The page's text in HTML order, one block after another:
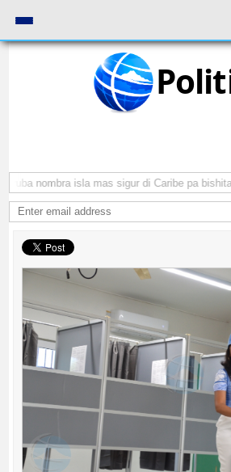
nombra isla mas sigur di Caribe pa bishita